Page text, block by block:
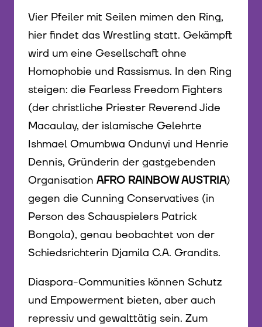
Vier Pfeiler mit Seilen mimen den Ring,
hier findet das Wrestling statt. Gekämpft
wird um eine Gesellschaft ohne
Homophobie und Rassismus. In den Ring
steigen: die Fearless Freedom Fighters
(der christliche Priester Reverend Jide
Macaulay, der islamische Gelehrte
Ishmael Omumbwa Ondunyi und Henrie
Dennis, Gründerin der gastgebenden
Organisation AFRO RAINBOW AUSTRIA)
gegen die Cunning Conservatives (in
Person des Schauspielers Patrick
Bongola), genau beobachtet von der
Schiedsrichterin Djamila C.A. Grandits.
Diaspora-Communities können Schutz
und Empowerment bieten, aber auch
repressiv und gewalttätig sein. Zum